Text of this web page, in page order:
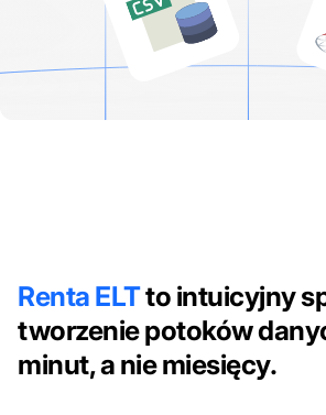
Renta ELTto intuicyjny
tworzenie potoków
minut, a nie miesięcy.